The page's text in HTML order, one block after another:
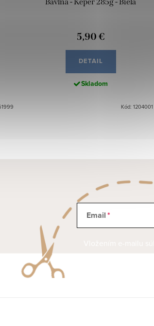
5,90 €
DETAIL
Skladom
Kód: 1204001
Email